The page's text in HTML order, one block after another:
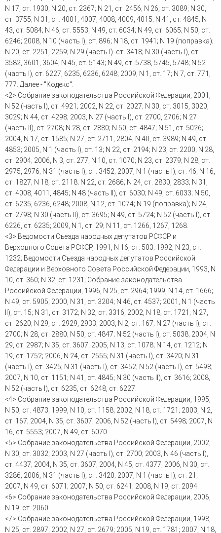
N 17, ст. 1930; N 20, ст. 2367; N 21, ст. 2456; N 26, ст. 3089; N 30,
ст. 3755; N 31, ст. 4001, 4007, 4008, 4009, 4015; N 41, ст. 4845; N
43, ст. 5084; N 46, ст. 5553; N 49, ст. 6034; N 49, ст. 6065; N 50, ст.
6246; 2008, N 10 (часть I), ст. 896; N 18, ст. 1941; N 19 (поправка);
N 20, ст. 2251, 2259; N 29 (часть I). ст. 3418; N 30 (часть I), ст.
3582, 3601, 3604; N 45, ст. 5143; N 49, ст. 5738, 5745, 5748; N 52
(часть I), ст. 6227, 6235, 6236, 6248; 2009, N 1, ст. 17; N 7, ст. 771,
777. Далее - "Кодекс".
<2> Собрание законодательства Российской Федерации, 2001,
N 52 (часть I), ст. 4921; 2002, N 22, ст. 2027; N 30, ст. 3015, 3020,
3029; N 44, ст. 4298; 2003, N 27 (часть I), ст. 2700, 2706; N 27
(часть II), ст. 2708; N 28, ст. 2880; N 50, ст. 4847; N 51, ст. 5026;
2004, N 17, ст. 1585; N 27, ст. 2711, 2804; N 40, ст. 3989; N 49, ст.
4853; 2005, N 1 (часть I), ст. 13; N 22, ст. 2194; N 23, ст. 2200; N 28,
ст. 2904; 2006, N 3, ст. 277; N 10, ст. 1070; N 23, ст. 2379; N 28, ст.
2975, 2976; N 31 (часть I), ст. 3452; 2007, N 1 (часть I), ст. 46; N 16,
ст. 1827; N 18, ст. 2118; N 22, ст. 2686; N 24, ст. 2830, 2833; N 31,
ст. 4008, 4011, 4845; N 48 (часть II), ст. 6030; N 49, ст. 6033; N 50,
ст. 6235, 6236, 6248; 2008, N 12, ст. 1074; N 19 (поправка); N 24,
ст. 2798; N 30 (часть II), ст. 3695; N 49, ст. 5724; N 52 (часть I), ст.
6226, ст. 6235; 2009, N 1, ст. 29; N 11, ст. 1266, 1267, 1268.
<3> Ведомости Съезда народных депутатов РСФСР и
Верховного Совета РСФСР, 1991, N 16, ст. 503; 1992, N 23, ст.
1232; Ведомости Съезда народных депутатов Российской
Федерации и Верховного Совета Российской Федерации, 1993, N
10, ст. 360; N 32, ст. 1231; Собрание законодательства
Российской Федерации, 1996, N 25, ст. 2964; 1999, N 14, ст. 1666;
N 49, ст. 5905; 2000, N 31, ст. 3204; N 46, ст. 4537; 2001, N 1 (часть
II), ст. 15; N 31, ст. 3172; N 32, ст. 3316; 2002, N 18, ст. 1721; N 27,
ст. 2620; N 29, ст. 2929, 2933; 2003, N 2, ст. 167; N 27 (часть I), ст.
2700; N 28, ст. 2880; N 50, ст. 4847; N 52 (часть I), ст. 5038; 2004, N
29, ст. 2987; N 35, ст. 3607; 2005, N 13, ст. 1078; N 14, ст. 1212; N
19, ст. 1752; 2006, N 24, ст. 2555; N 31 (часть I), ст. 3420; N 31
(часть I), ст. 3425; N 31 (часть I), ст. 3452; N 52 (часть I), ст. 5498;
2007, N 10, ст. 1151; N 41, ст. 4845; N 30 (часть II), ст. 3616; 2008,
N 52 (часть I), ст. 6235, ст. 6248, ст. 6227.
<4> Собрание законодательства Российской Федерации, 1995,
N 50, ст. 4873; 1999, N 10, ст. 1158; 2002, N 18, ст. 1721; 2003, N 2,
ст. 167; 2004, N 35, ст. 3607; 2006, N 52 (часть I), ст. 5498; 2007, N
16, ст. 5553; 2007, N 49, ст. 6070.
<5> Собрание законодательства Российской Федерации, 2002,
N 30, ст. 3032; 2003, N 27 (часть I), ст. 2700; 2003, N 46 (часть I),
ст. 4437; 2004, N 35, ст. 3607; 2004, N 45, ст. 4377; 2006, N 30, ст.
3286; 2006, N 31 (часть I), ст. 3420; 2007, N 1 (часть I), ст. 21;
2007, N 49, ст. 6071; 2007, N 50, ст. 6241; 2008, N 19, ст. 2094.
<6> Собрание законодательства Российской Федерации, 2006,
N 19, ст. 2060.
<7> Собрание законодательства Российской Федерации, 1998,
N 25, ст. 2897; 2002, N 27, ст. 2679; 2005, N 19, ст. 1781; 2007, N 18,